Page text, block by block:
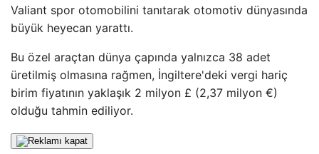
Valiant spor otomobilini tanıtarak otomotiv dünyasında
büyük heyecan yarattı.
Bu özel araçtan dünya çapında yalnızca 38 adet
üretilmiş olmasına rağmen, İngiltere'deki vergi hariç
birim fiyatının yaklaşık 2 milyon £ (2,37 milyon €)
olduğu tahmin ediliyor.